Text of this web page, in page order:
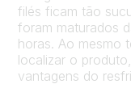
filés ficam tão
foram maturados
horas. Ao mesmo
localizar o
vantagens do